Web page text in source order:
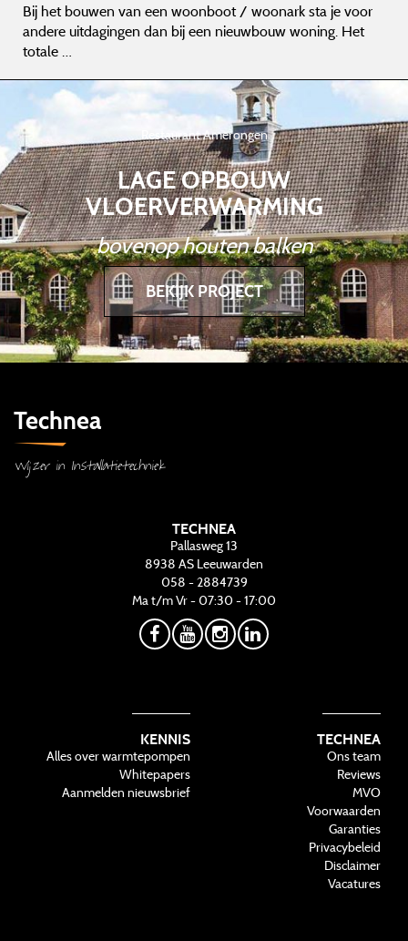
Bij het bouwen van een woonboot / woonark sta je voor
andere uitdagingen dan bij een nieuwbouw woning. Het
totale …
Restaurant Amerongen
LAGE OPBOUW
VLOERVERWARMING
bovenop houten balken
BEKIJK PROJECT
Technea
Wijzer in Installatietechniek
TECHNEA
Pallasweg 13
8938 AS Leeuwarden
058 - 2884739
Ma t/m Vr - 07:30 - 17:00
KENNIS
Alles over warmtepompen
Whitepapers
Aanmelden nieuwsbrief
TECHNEA
Ons team
Reviews
MVO
Voorwaarden
Garanties
Privacybeleid
Disclaimer
Vacatures